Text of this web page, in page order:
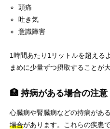
頭痛
吐き気
意識障害
1時間あたり1リットルを超える
まめに少量ずつ摂取することが大
🏥 持病がある場合の注意
心臓病や腎臓病などの持病がある
場合があります。これらの疾患